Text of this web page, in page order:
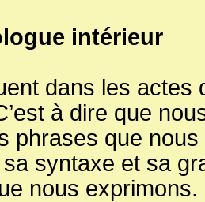
intérieur
dans les actes
à dire que
phrases que
syntaxe et sa
nous exprimons.